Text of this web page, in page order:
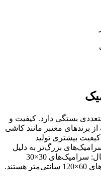
بستگی دارد. کیفیت و
برندهای معتبر مانند کاشی
کیفیت بیشتری تولید
بزرگ‌تر به دلیل
هزینه‌ی تولید بالاتر، گران‌تر هستند. مثال: سرامیک‌های 30×30